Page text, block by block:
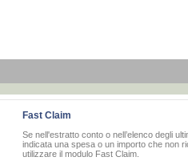
Fast Claim
Se nell'estratto conto o nell’elenco degli
indicata una spesa o un importo che non
utilizzare il modulo Fast Claim.